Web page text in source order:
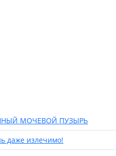
МОЧЕВОЙ ПУЗЫРЬ
даже излечимо!